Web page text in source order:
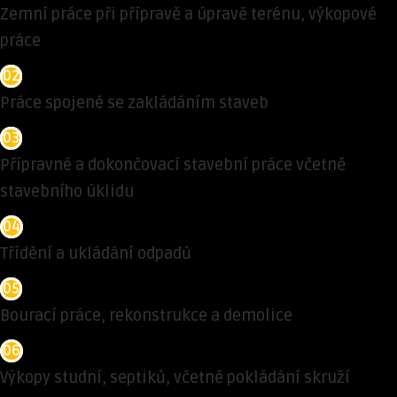
Zemní práce při přípravě a úpravě terénu, výkopové
práce
02
Práce spojené se zakládáním staveb
03
Přípravné a dokončovací stavební práce včetně
stavebního úklidu
04
Třídění a ukládání odpadů
05
Bourací práce, rekonstrukce a demolice
06
Výkopy studní, septiků, včetně pokládání skruží